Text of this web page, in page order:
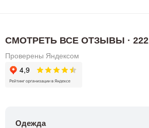
СМОТРЕТЬ ВСЕ ОТЗЫВЫ · 222
Проверены Яндексом
Одежда